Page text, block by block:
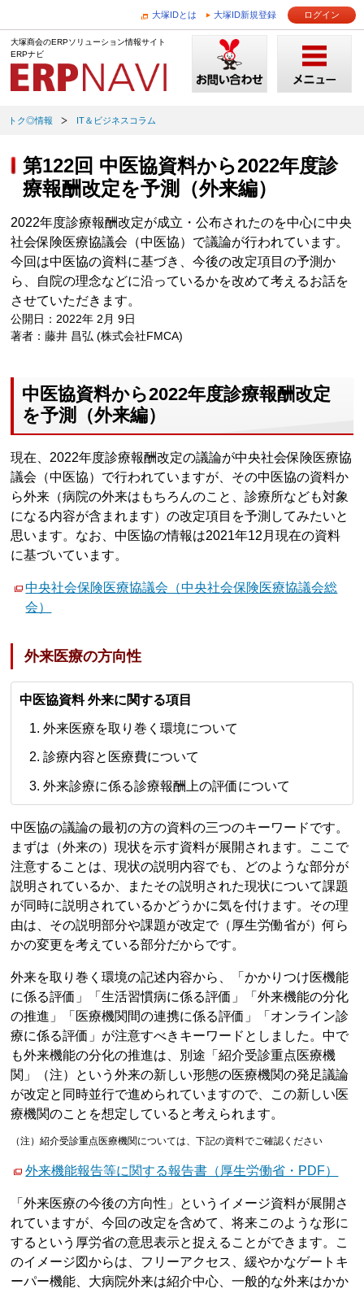
大塚IDとは 大塚ID新規登録 ログイン
大塚商会のERPソリューション情報サイト
ERPナビ
トク◎情報 IT＆ビジネスコラム
第122回 中医協資料から2022年度診
療報酬改定を予測（外来編）
2022年度診療報酬改定が成立・公布されたのを中心に中央
社会保険医療協議会（中医協）で議論が行われています。
今回は中医協の資料に基づき、今後の改定項目の予測か
ら、自院の理念などに沿っているかを改めて考えるお話を
させていただきます。
公開日：2022年 2月 9日
著者：藤井 昌弘 (株式会社FMCA)
中医協資料から2022年度診療報酬改定
を予測（外来編）
現在、2022年度診療報酬改定の議論が中央社会保険医療協
議会（中医協）で行われていますが、その中医協の資料か
ら外来（病院の外来はもちろんのこと、診療所なども対象
になる内容が含まれます）の改定項目を予測してみたいと
思います。なお、中医協の情報は2021年12月現在の資料
に基づいています。
中央社会保険医療協議会（中央社会保険医療協議会総
会）
外来医療の方向性
中医協資料 外来に関する項目
外来医療を取り巻く環境について
診療内容と医療費について
外来診療に係る診療報酬上の評価について
中医協の議論の最初の方の資料の三つのキーワードです。
まずは（外来の）現状を示す資料が展開されます。ここで
注意することは、現状の説明内容でも、どのような部分が
説明されているか、またその説明された現状について課題
が同時に説明されているかどうかに気を付けます。その理
由は、その説明部分や課題が改定で（厚生労働省が）何ら
かの変更を考えている部分だからです。
外来を取り巻く環境の記述内容から、「かかりつけ医機能
に係る評価」「生活習慣病に係る評価」「外来機能の分化
の推進」「医療機関間の連携に係る評価」「オンライン診
療に係る評価」が注意すべきキーワードとしました。中で
も外来機能の分化の推進は、別途「紹介受診重点医療機
関」（注）という外来の新しい形態の医療機関の発足議論
が改定と同時並行で進められていますので、この新しい医
療機関のことを想定していると考えられます。
（注）紹介受診重点医療機関については、下記の資料でご確認ください
外来機能報告等に関する報告書（厚生労働省・PDF）
「外来医療の今後の方向性」というイメージ資料が展開さ
れていますが、今回の改定を含めて、将来このような形に
するという厚労省の意思表示と捉えることができます。こ
のイメージ図からは、フリーアクセス、緩やかなゲートキ
ーパー機能、大病院外来は紹介中心、一般的な外来はかか